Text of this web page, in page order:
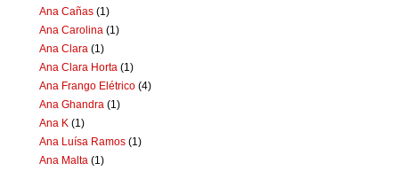
Ana Cañas (1)
Ana Carolina (1)
Ana Clara (1)
Ana Clara Horta (1)
Ana Frango Elétrico (4)
Ana Ghandra (1)
Ana K (1)
Ana Luísa Ramos (1)
Ana Malta (1)